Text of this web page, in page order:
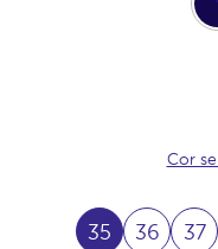
Full-
Navy
Cor
35 36 37